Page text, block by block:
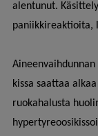
alentunut.
paniikkireaktioita,
kissa saattaa
ruokahalusta